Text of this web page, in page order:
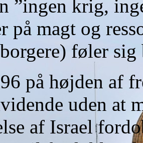
”ingen krig,
på magt og
føler
på højden af
uden at
af Israel